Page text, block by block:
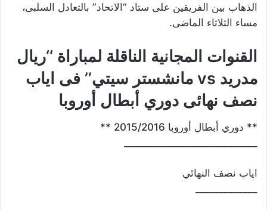
الذهاب بين الفريقين على ستاد “الاتحاد” بالتعادل السلبى،
مساء الثلاثاء الماضى.
القنوات المجانية الناقلة لمباراة ‘‘ريال
مدريد vs مانشستر سيتي’’ فى اياب
نصف نهائى دوري أبطال أوروبا
** دوري أبطال أوروبا 2015/2016 **
اياب نصف النهائي